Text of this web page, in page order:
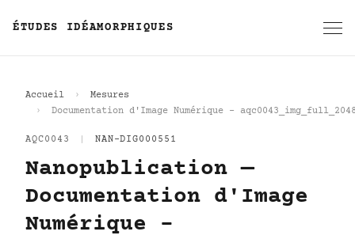
ÉTUDES IDÉAMORPHIQUES
Accueil
Mesures
Documentation d'Image Numérique -
AQC0043 NAN-DIG000551
Nanopublication —
Documentation d'Image
Numérique -